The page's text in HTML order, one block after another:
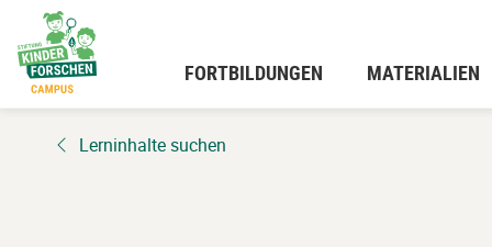
Hauptinhalt
wechseln
FORTBILDUNGEN MATERIALIEN
Lerninhalte suchen